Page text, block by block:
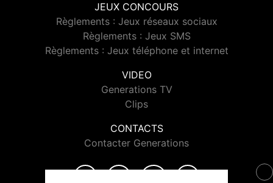
JEUX CONCOURS
Règlements : Jeux réseaux sociaux
Règlements : Jeux SMS
Règlements : Jeux téléphone et internet
VIDEO
Generations TV
Clips
CONTACTS
Contacter Generations